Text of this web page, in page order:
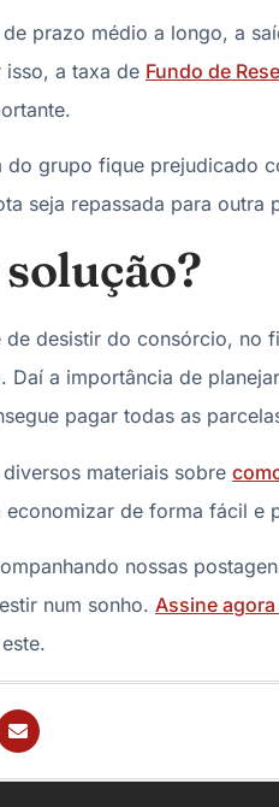
prazo médio a longo, a
a taxa de Fundo de
do grupo fique prejudicado
seja repassada para outra
desistir do consórcio, no
a importância de
pagar todas as
materiais sobre
de forma fácil e
nossas
num sonho. Assine